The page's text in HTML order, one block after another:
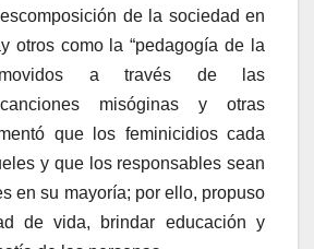
de la sociedad en
otros como la “pedagogía de la
a través de las
canciones misóginas y otras
que los feminicidios cada
y que los responsables sean
en su mayoría; por ello, propuso
de vida, brindar educación y